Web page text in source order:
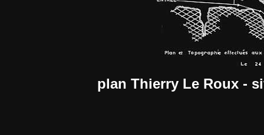
plan Thierry Le Roux -